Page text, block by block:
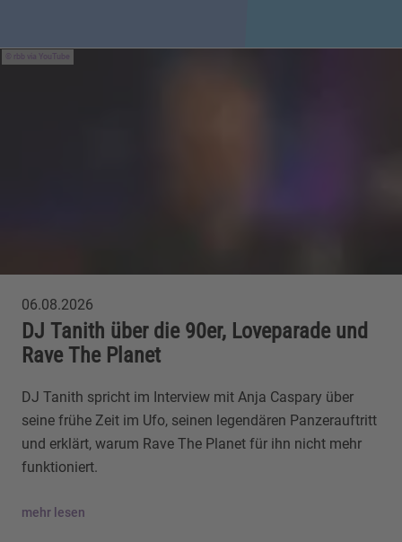
rbb via YouTube
06.08.2026
DJ Tanith über die 90er, Loveparade und
Rave The Planet
DJ Tanith spricht im Interview mit Anja Caspary über
seine frühe Zeit im Ufo, seinen legendären Panzerauftritt
und erklärt, warum Rave The Planet für ihn nicht mehr
funktioniert.
mehr lesen